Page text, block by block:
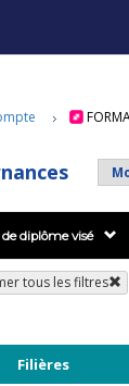
diplôme visé
tous les filtres
Filières